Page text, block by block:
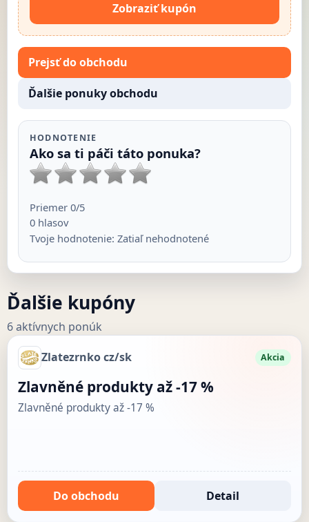
Zobraziť kupón
Prejsť do obchodu
Ďalšie ponuky obchodu
HODNOTENIE
Ako sa ti páči táto ponuka?
Priemer 0/5
0hlasov
Tvoje hodnotenie: Zatiaľ nehodnotené
Ďalšie kupóny
6 aktívnych ponúk
Zlatezrnko cz/sk Akcia
Zlavněné produkty až -17 %
Zlavněné produkty až -17 %
Do obchodu Detail